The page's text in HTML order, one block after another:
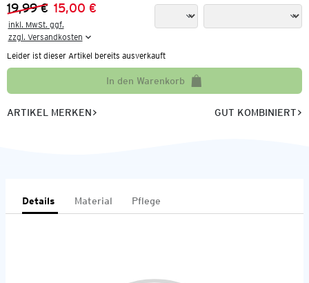
Vorheriger Preis:
19,99 €
Neuer Preis:
15,00 €
inkl. MwSt. ggf.
zzgl. Versandkosten
Leider ist dieser Artikel bereits ausverkauft
In den Warenkorb
ARTIKEL MERKEN GUT KOMBINIERT
Details Material Pflege